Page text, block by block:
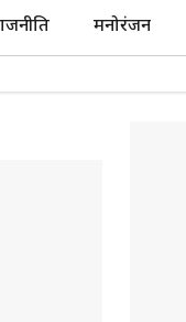
मनोरंजन